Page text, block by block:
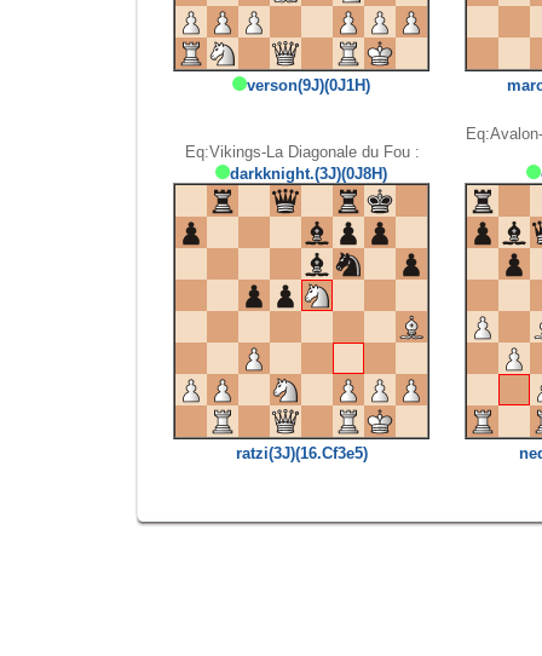
verson(9J)(0J1H)
Eq:Vikings-La Diagonale du Fou :
darkknight.(3J)(0J8H)
ratzi(3J)(16.Cf3e5)